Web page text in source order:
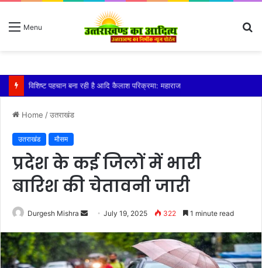
Menu
तेज बारिश से धर्मनगरी हरिद्वार हुई पानी-पानी
Home /उतराखंड
उतराखंड मौसम
प्रदेश के कई जिलों में भारी
बारिश की चेतावनी जारी
Durgesh Mishra
Send
email
July 19, 2025 322 1 minute read